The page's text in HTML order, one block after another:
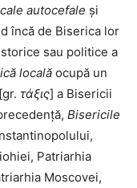
autocefale şi
încă de Biserica lor
sau politice a
locală ocupă un
τάξις] a Bisericii
Bisericile
Patriarhia
Moscovei,